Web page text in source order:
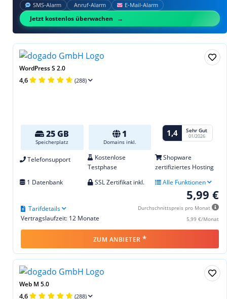
SMS‑Alarm Anruf‑Alarm E‑Mail‑Alarm
Jetzt kostenlos überwachen
WordPress S 2.0
4,6 (288)
25 GB
Speicherplatz
1
Domains inkl.
1,4 Sehr Gut
01/2026
Telefonsupport
Kostenlose
Testphase
Shopware
zertifiziertes Hosting
1 Datenbank
SSL Zertifikat inkl. Alle Funktionen
5,99 €
Durchschnittspreis pro Monat
5,99 €/Monat
Vertragslaufzeit: 12 Monate
Tarifdetails
ZUM ANBIETER *
Web M 5.0
4,6 (288)